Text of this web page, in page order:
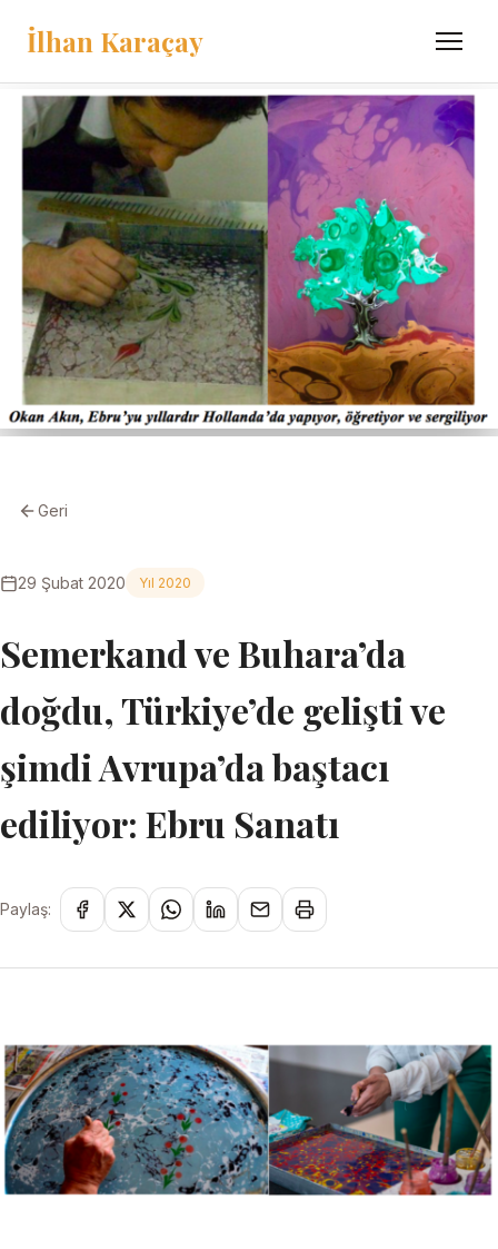
İlhan Karaçay Menü
Geri
29 Şubat 2020 Yıl 2020
Semerkand ve Buhara’da
doğdu, Türkiye’de gelişti ve
şimdi Avrupa’da baştacı
ediliyor: Ebru Sanatı
Paylaş: